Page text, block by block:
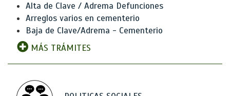
Alta de Clave / Adrema Defunciones
Arreglos varios en cementerio
Baja de Clave/Adrema - Cementerio
MÁS TRÁMITES